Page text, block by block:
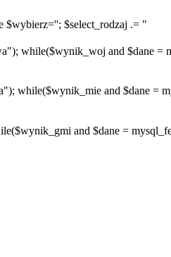
$wybierz=''; $select_rodzaj .= "
while($wynik_woj and $dane =
and $dane =
and $dane =